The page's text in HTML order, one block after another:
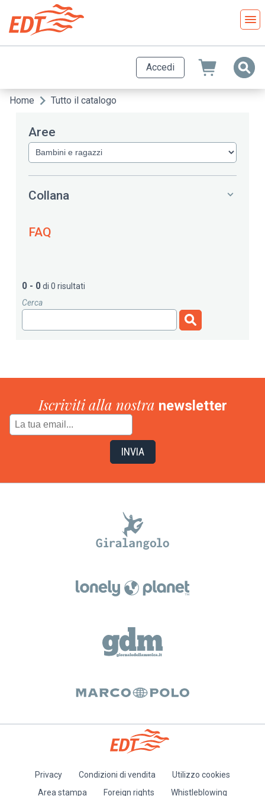
contenuto
principale
Accedi
Briciole
pane
Home Tutto il catalogo
Aree
Collana
FAQ
0 - 0di 0 risultati
Cerca
Iscriviti alla nostra newsletter
Privacy Condizioni di vendita
Utilizzo cookies
Area stampa
Foreign rights Whistleblowing